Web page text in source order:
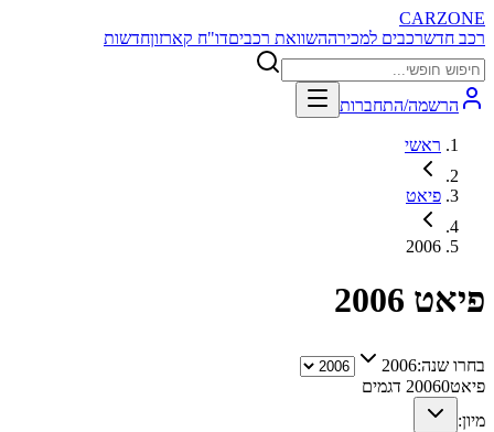
CARZONE
רכב חדשרכבים למכירההשוואת רכביםדו"ח קארזוןחדשות
הרשמה/התחברות
ראשי
פיאט
2006
פיאט 2006
בחרו שנה:2006
פיאט 20060
דגמים
מיון: